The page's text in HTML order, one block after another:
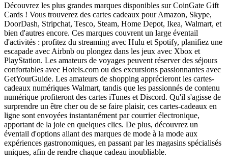
Découvrez les plus grandes marques disponibles sur CoinGate Gift
Cards ! Vous trouverez des cartes cadeaux pour Amazon, Skype,
DoorDash, Stripchat, Tesco, Steam, Home Depot, Ikea, Walmart, et
bien d'autres encore. Ces marques couvrent un large éventail
d'activités : profitez du streaming avec Hulu et Spotify, planifiez une
escapade avec Airbnb ou plongez dans les jeux avec Xbox et
PlayStation. Les amateurs de voyages peuvent réserver des séjours
confortables avec Hotels.com ou des excursions passionnantes avec
GetYourGuide. Les amateurs de shopping apprécieront les cartes-
cadeaux numériques Walmart, tandis que les passionnés de contenu
numérique profiteront des cartes iTunes et Discord. Qu'il s'agisse de
surprendre un être cher ou de se faire plaisir, ces cartes-cadeaux en
ligne sont envoyées instantanément par courrier électronique,
apportant de la joie en quelques clics. De plus, découvrez un
éventail d'options allant des marques de mode à la mode aux
expériences gastronomiques, en passant par les magasins spécialisés
uniques, afin de rendre chaque cadeau inoubliable.